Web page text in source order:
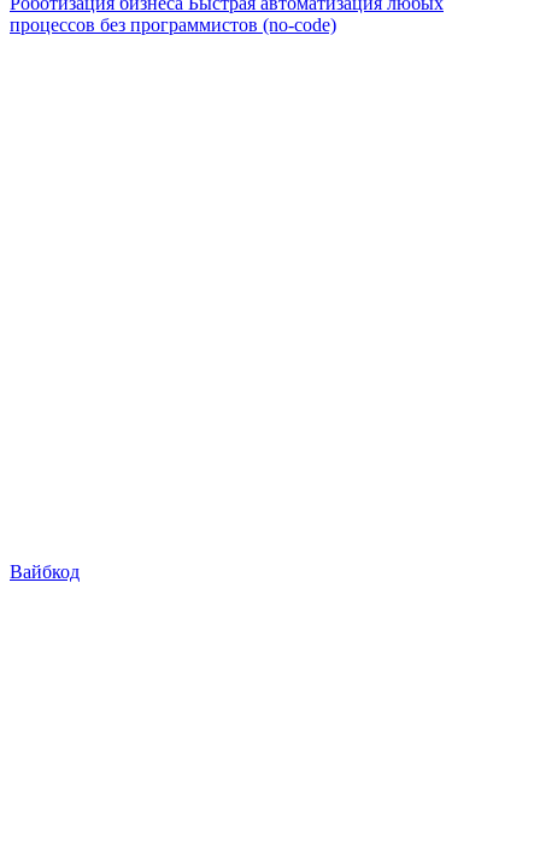
процессов без программистов (no-code)
Вайбкод